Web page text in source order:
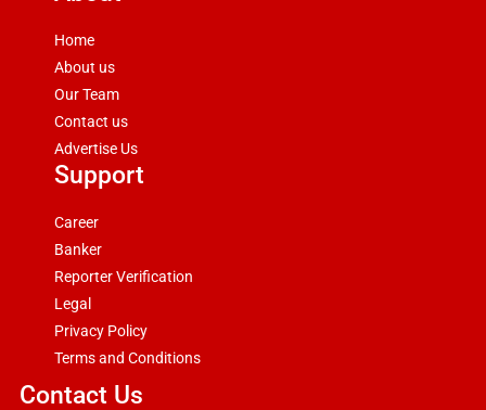
Home
About us
Our Team
Contact us
Advertise Us
Support
Career
Banker
Reporter Verification
Legal
Privacy Policy
Terms and Conditions
Contact Us